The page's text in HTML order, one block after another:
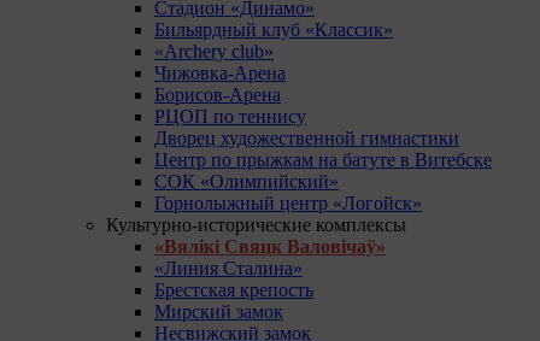
Стадион «Динамо»
Бильярдный клуб «Классик»
«Archery club»
Чижовка-Арена
Борисов-Арена
РЦОП по теннису
Дворец художественной гимнастики
Центр по прыжкам на батуте в Витебске
СОК «Олимпийский»
Горнолыжный центр «Логойск»
Культурно-исторические комплексы
«Вялікі Свяцк Валовічаў»
«Линия Сталина»
Брестская крепость
Мирский замок
Несвижский замок